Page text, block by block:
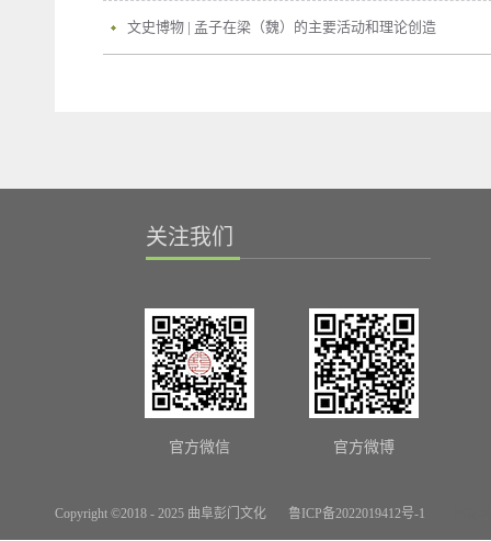
文史博物 | 孟子在梁（魏）的主要活动和理论创造
Copyright ©2018 - 2025 曲阜彭门文化 鲁ICP备2022019412号-1
关注我们
官方微信 官方微博